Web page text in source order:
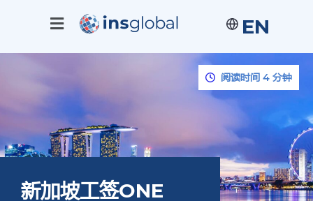
EN
阅读时间 4 分钟
新加坡工签ONE